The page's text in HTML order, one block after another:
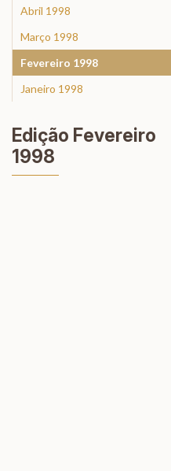
Abril 1998
Março 1998
Fevereiro 1998
Janeiro 1998
Edição Fevereiro
1998